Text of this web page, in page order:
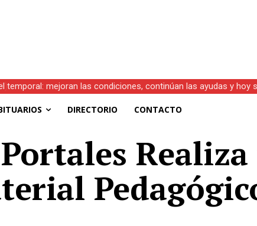
temporal: mejoran las condiciones, continúan las ayudas y hoy
DIRECTORIO CONTACTO